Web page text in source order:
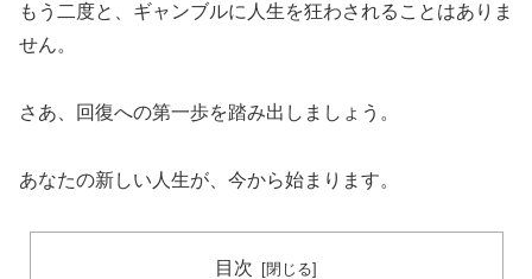
もう二度と、ギャンブルに人生を狂わされることはありま
せん。
さあ、回復への第一歩を踏み出しましょう。
あなたの新しい人生が、今から始まります。
目次